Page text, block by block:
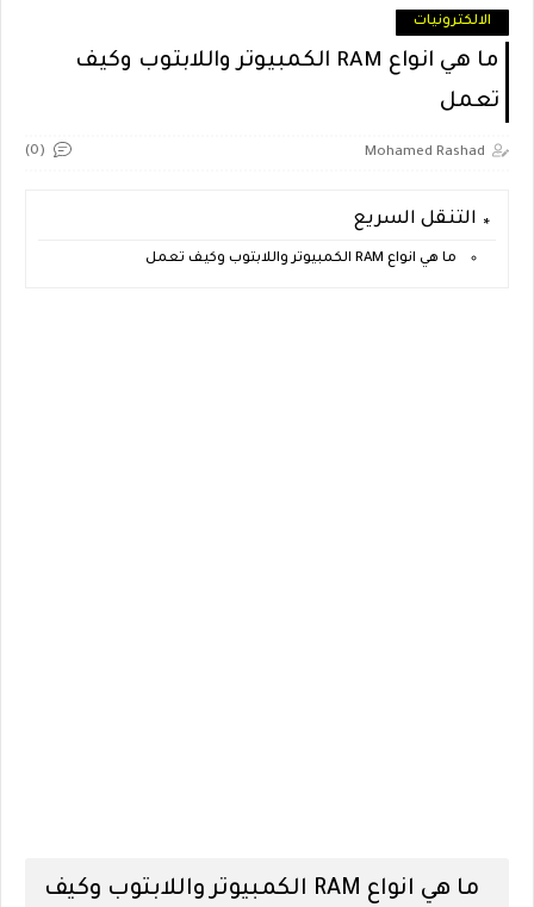
الالكترونيات
ما هي انواع RAM الكمبيوتر واللابتوب وكيف
تعمل
Mohamed Rashad
(0)
التنقل السريع
ما هي انواع RAM الكمبيوتر واللابتوب وكيف تعمل
ما هي انواع RAM الكمبيوتر واللابتوب وكيف